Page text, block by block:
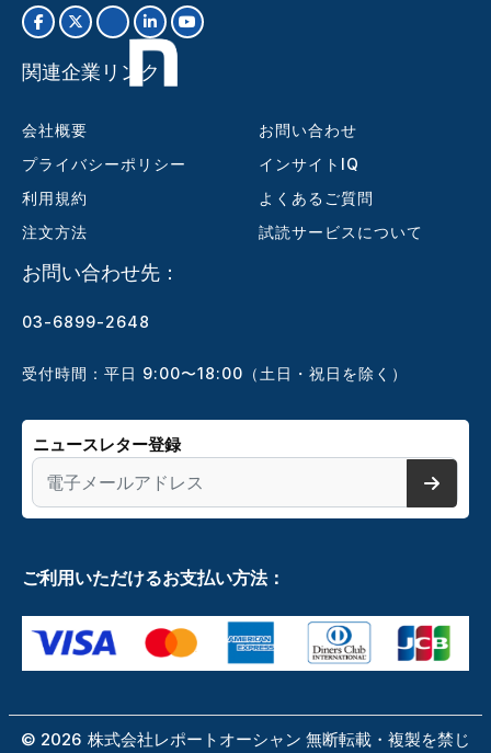
関連企業リンク
会社概要
プライバシーポリシー
利用規約
注文方法
お問い合わせ
インサイトIQ
よくあるご質問
試読サービスについて
お問い合わせ先：
03-6899-2648
受付時間：平日 9:00〜18:00（土日・祝日を除く）
ニュースレター登録
ご利用いただけるお支払い方法：
© 2026 株式会社レポートオーシャン 無断転載・複製を禁じ